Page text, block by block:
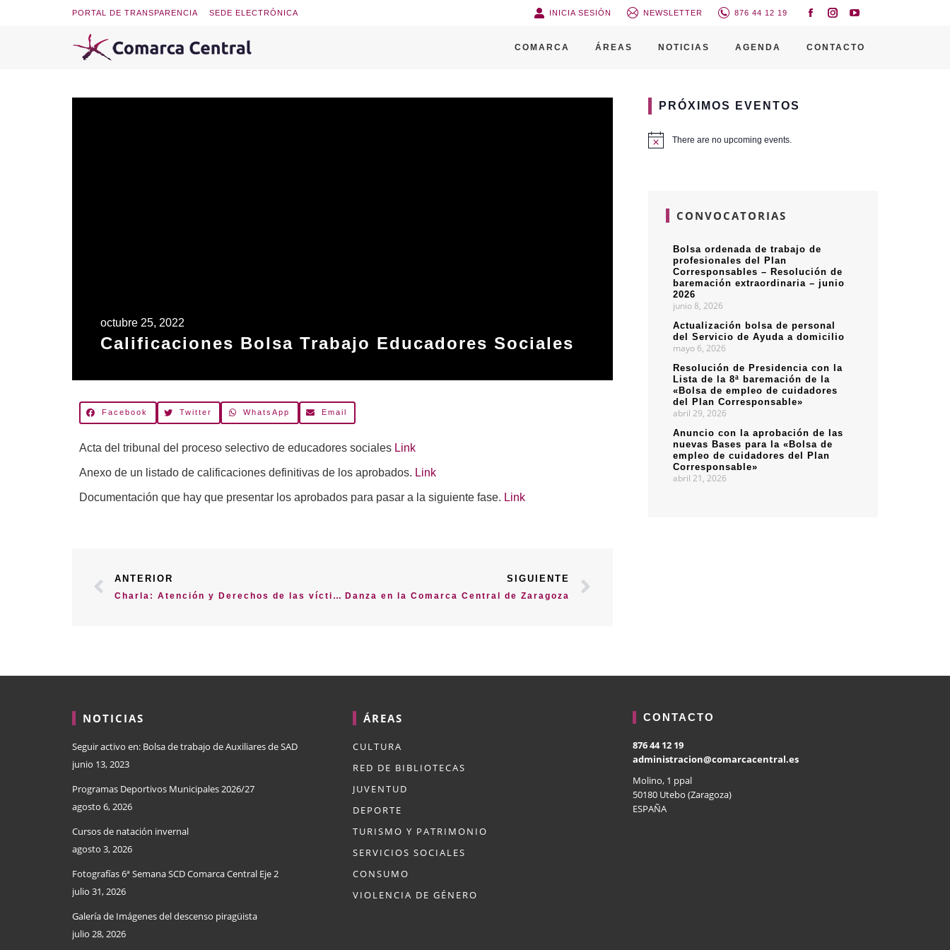
PORTAL DE TRANSPARENCIA SEDE ELECTRÓNICA INICIA SESIÓN NEWSLETTER 876 44 12 19
COMARCA ÁREAS NOTICIAS AGENDA CONTACTO
octubre 25, 2022
Calificaciones Bolsa Trabajo Educadores Sociales
Facebook Twitter WhatsApp Email
Acta del tribunal del proceso selectivo de educadores sociales Link
Anexo de un listado de calificaciones definitivas de los aprobados. Link
Documentación que hay que presentar los aprobados para pasar a la siguiente fase. Link
ANTERIOR
Charla: Atención y Derechos de las víctimas
SIGUIENTE
Danza en la Comarca Central de Zaragoza
PRÓXIMOS EVENTOS
There are no upcoming events.
CONVOCATORIAS
Bolsa ordenada de trabajo de
profesionales del Plan
Corresponsables – Resolución de
baremación extraordinaria – junio
2026
junio 8, 2026
Actualización bolsa de personal
del Servicio de Ayuda a domicilio
mayo 6, 2026
Resolución de Presidencia con la
Lista de la 8ª baremación de la
«Bolsa de empleo de cuidadores
del Plan Corresponsable»
abril 29, 2026
Anuncio con la aprobación de las
nuevas Bases para la «Bolsa de
empleo de cuidadores del Plan
Corresponsable»
abril 21, 2026
NOTICIAS
Seguir activo en: Bolsa de trabajo de Auxiliares de SAD
junio 13, 2023
Programas Deportivos Municipales 2026/27
agosto 6, 2026
Cursos de natación invernal
agosto 3, 2026
Fotografías 6ª Semana SCD Comarca Central Eje 2
julio 31, 2026
Galería de Imágenes del descenso piragüista
julio 28, 2026
ÁREAS
CULTURA
RED DE BIBLIOTECAS
JUVENTUD
DEPORTE
TURISMO Y PATRIMONIO
SERVICIOS SOCIALES
CONSUMO
VIOLENCIA DE GÉNERO
CONTACTO
876 44 12 19
administracion@comarcacentral.es
Molino, 1 ppal
50180 Utebo (Zaragoza)
ESPAÑA